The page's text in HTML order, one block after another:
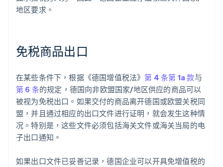
地区要求。
免税商品出口
在某些条件下，根据《德国增值税法》 第 4 条第 1a 款与
第 6 条的规定，德国向非欧盟国家/地区供应的商品可以
被视为免税出口。如果交付的商品离开德国或欧盟关税同
盟，并且通过相应的出口文件进行证明，就会发生这种情
况。特别是，这些文件必须包括海关文件或海关当局的电
子出口通知。
如果出口文件已妥善记录，德国企业可以开具免增值税的